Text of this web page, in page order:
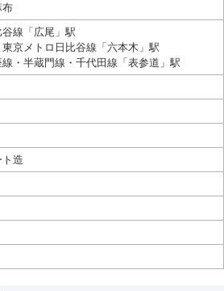
布
線「広尾」駅
京メトロ日比谷線「六本木」駅
・半蔵門線・千代田線「表参道」駅
造